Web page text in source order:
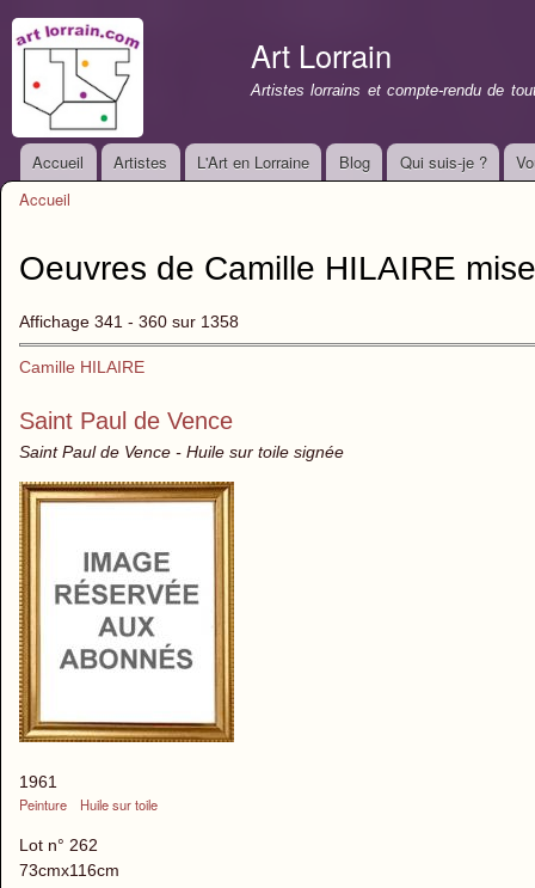
Art Lorrain
Artistes lorrains et compte-rendu de
Menu principal
Accueil Artistes L'Art en Lorraine Blog Qui suis-je ?
Accueil
Oeuvres de Camille HILAIRE
Affichage 341 - 360 sur 1358
Camille HILAIRE
Saint Paul de Vence
Saint Paul de Vence - Huile sur toile signée
1961
Peinture
Huile sur toile
Lot n° 262
73cmx116cm